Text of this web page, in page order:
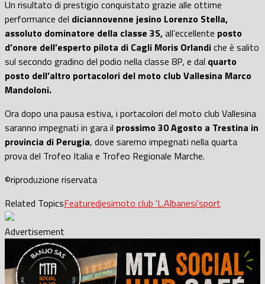
Un risultato di prestigio conquistato grazie alle ottime
performance del diciannovenne jesino Lorenzo Stella,
assoluto dominatore della classe 3S,all’eccellente posto
d’onore dell’esperto pilota di Cagli Moris Orlandiche è salito
sul secondo gradino del podio nella classe 8P, e dal quarto
posto dell’altro portacolori del moto club Vallesina Marco
Mandoloni.
Ora dopo una pausa estiva, i portacolori del moto club Vallesina
saranno impegnati in gara il prossimo 30 Agosto a Trestina in
provincia di Perugia, dove saremo impegnati nella quarta
prova del Trofeo Italia e Trofeo Regionale Marche.
©riproduzione riservata
Related TopicsFeaturedjesimoto club 'L.Albanesi'sport
Advertisement